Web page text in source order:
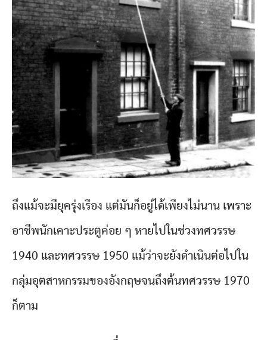
ถึงแม้จะมียุครุ่งเรือง แต่มันก็อยู่ได้เพียงไม่นาน เพราะ
อาชีพนักเคาะประตูค่อย ๆ หายไปในช่วงทศวรรษ
1940 และทศวรรษ 1950 แม้ว่าจะยังดำเนินต่อไปใน
กลุ่มอุตสาหกรรมของอังกฤษจนถึงต้นทศวรรษ 1970
ก็ตาม